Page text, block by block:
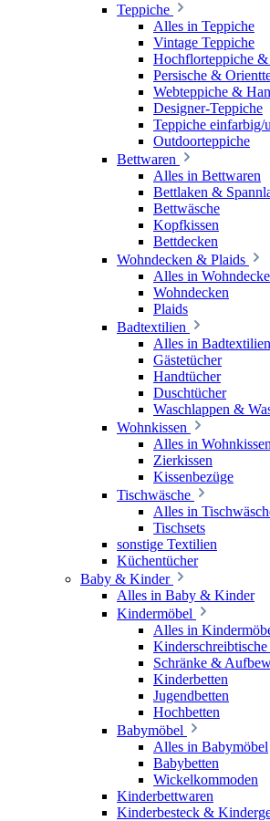
Teppiche
Alles in Teppiche
Vintage Teppiche
Hochflorteppiche &
Persische &
Webteppiche &
Designer-Teppiche
Teppiche einfarbig/
Outdoorteppiche
Bettwaren
Alles in Bettwaren
Bettlaken &
Bettwäsche
Kopfkissen
Bettdecken
Wohndecken & Plaids
Alles in
Wohndecken
Plaids
Badtextilien
Alles in Badtextilien
Gästetücher
Handtücher
Duschtücher
Waschlappen &
Wohnkissen
Alles in Wohnkissen
Zierkissen
Kissenbezüge
Tischwäsche
Alles in
Tischsets
sonstige Textilien
Küchentücher
Baby & Kinder
Alles in Baby & Kinder
Kindermöbel
Alles in
Schränke &
Kinderbetten
Jugendbetten
Hochbetten
Babymöbel
Alles in Babymöbel
Babybetten
Wickelkommoden
Kinderbettwaren
Kinderbesteck &